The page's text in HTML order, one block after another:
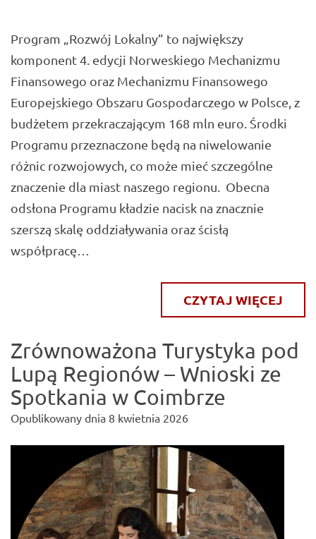
Program „Rozwój Lokalny” to największy
komponent 4. edycji Norweskiego Mechanizmu
Finansowego oraz Mechanizmu Finansowego
Europejskiego Obszaru Gospodarczego w Polsce, z
budżetem przekraczającym 168 mln euro. Środki
Programu przeznaczone będą na niwelowanie
różnic rozwojowych, co może mieć szczególne
znaczenie dla miast naszego regionu. Obecna
odsłona Programu kładzie nacisk na znacznie
szerszą skalę oddziaływania oraz ścisłą
współpracę…
CZYTAJ WIĘCEJ
Zrównoważona Turystyka pod
Lupą Regionów – Wnioski ze
Spotkania w Coimbrze
Opublikowany dnia 8 kwietnia 2026